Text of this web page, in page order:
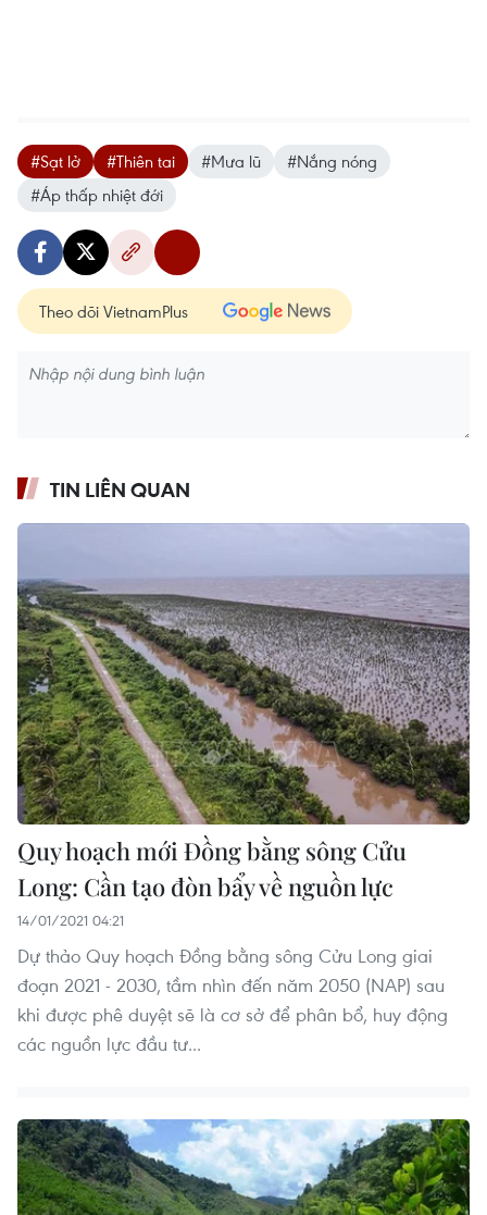
#Sạt lở #Thiên tai #Mưa lũ
#Nắng nóng
#Áp thấp nhiệt đới
Theo dõi VietnamPlus
TIN LIÊN QUAN
Quy hoạch mới Đồng bằng sông Cửu
Long: Cần tạo đòn bẩy về nguồn lực
14/01/2021 04:21
Dự thảo Quy hoạch Đồng bằng sông Cửu Long giai
đoạn 2021 - 2030, tầm nhìn đến năm 2050 (NAP) sau
khi được phê duyệt sẽ là cơ sở để phân bổ, huy động
các nguồn lực đầu tư...